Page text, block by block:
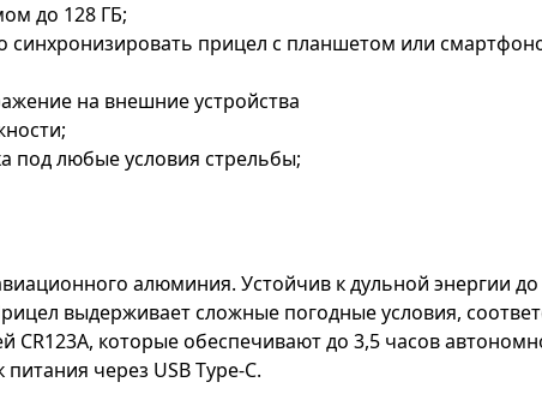
до 128 ГБ;
прицел с планшетом или
на внешние устройства
под любые условия стрельбы;
алюминия. Устойчив к дульной энергии
выдерживает сложные погодные условия,
CR123A, которые обеспечивают до 3,5 часов
через USB Type-C.